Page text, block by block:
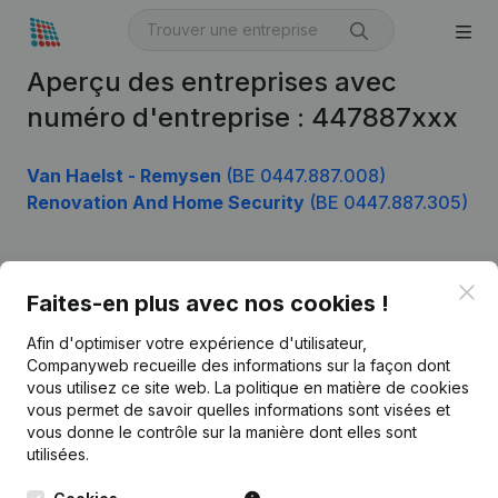
Aperçu des entreprises avec
numéro d'entreprise : 447887xxx
Van Haelst - Remysen (BE 0447.887.008)
Renovation And Home Security (BE 0447.887.305)
Faites-en plus avec nos cookies !
Afin d'optimiser votre expérience d'utilisateur,
Companyweb recueille des informations sur la façon dont
vous utilisez ce site web. La politique en matière de cookies
vous permet de savoir quelles informations sont visées et
vous donne le contrôle sur la manière dont elles sont
utilisées.
Français
Kantorenpark Everest
248D,
Monitoring
Recherche internationale